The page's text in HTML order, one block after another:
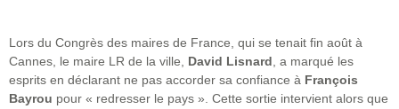
Lors du Congrès des maires de France, qui se tenait fin août à
Cannes, le maire LR de la ville, David Lisnard , a marqué les
esprits en déclarant ne pas accorder sa confiance à François
Bayrou pour « redresser le pays ». Cette sortie intervient alors que